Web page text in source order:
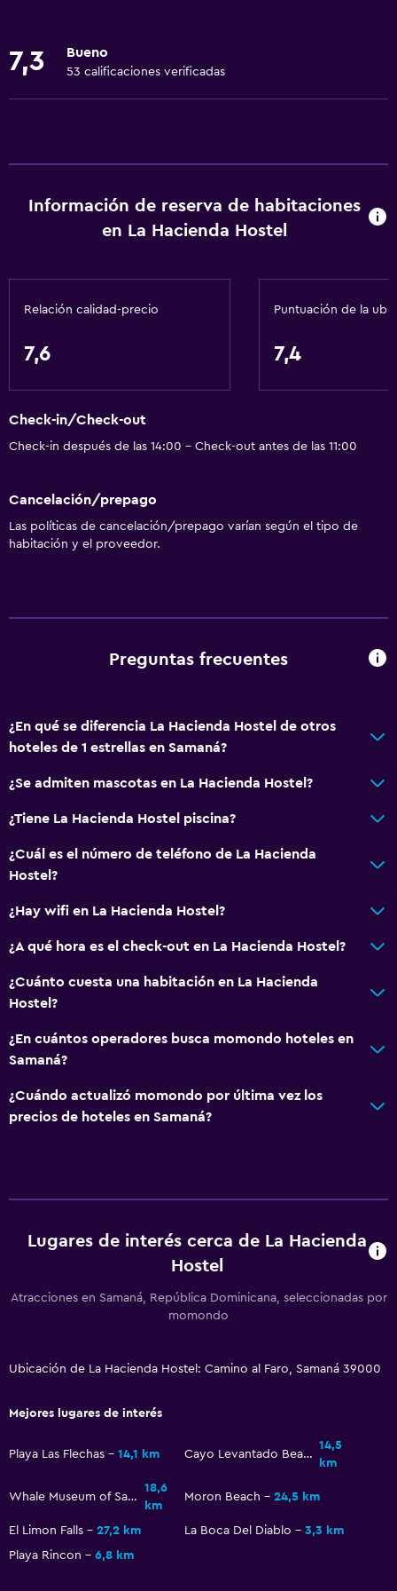
Cocina
Pesca
Juegos de mesa/rompecabezas
Paseos a caballo
Instalaciones para deportes acuáticos
Servicios básicos
Wifi gratis
Toallas
Baño
Baño compartido
Ducha
General
Habitaciones familiares
Vista al jardín
Posibilidad de habitaciones conectadas
Piso de mosaico/mármol
extra)
Aire libre
Mostrador de información turística
Check-in/check-out privado
Estacionamiento y transporte
7,3 Bueno
53 calificaciones verificadas
Información de reserva de habitaciones
en La Hacienda Hostel
Relación calidad-precio
7,6
Puntuación de la
7,4
Check-in/Check-out
Check-in después de las 14:00 - Check-out antes de las 11:00
Cancelación/prepago
Las políticas de cancelación/prepago varían según el tipo de
habitación y el proveedor.
Preguntas frecuentes
¿En qué se diferencia La Hacienda Hostel de otros
hoteles de 1 estrellas en Samaná?
¿Se admiten mascotas en La Hacienda Hostel?
¿Tiene La Hacienda Hostel piscina?
¿Cuál es el número de teléfono de La Hacienda
Hostel?
¿Hay wifi en La Hacienda Hostel?
¿A qué hora es el check-out en La Hacienda Hostel?
¿Cuánto cuesta una habitación en La Hacienda
Hostel?
¿En cuántos operadores busca momondo hoteles en
Samaná?
¿Cuándo actualizó momondo por última vez los
precios de hoteles en Samaná?
Lugares de interés cerca de La Hacienda
Hostel
Atracciones en Samaná, República Dominicana, seleccionadas por
momondo
Ubicación de La Hacienda Hostel: Camino al Faro, Samaná 39000
Mejores lugares de interés
Playa Las Flechas 14,1 km Cayo Levantado Beach
14,5
km
Whale Museum of Samana
18,6
km
Moron Beach 24,5 km
El Limon Falls 27,2 km La Boca Del Diablo
3,3 km
Playa Rincon
6,8 km